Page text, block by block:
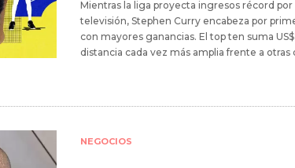
Mientras la liga proyecta ingresos récord
televisión, Stephen Curry encabeza por
con mayores ganancias. El top ten suma
distancia cada vez más amplia frente a otras
NEGOCIOS